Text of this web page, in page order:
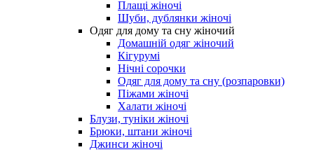
Плащі жіночі
Шуби, дублянки жіночі
Одяг для дому та сну жіночий
Домашній одяг жіночий
Кігурумі
Нічні сорочки
Одяг для дому та сну (розпаровки)
Піжами жіночі
Халати жіночі
Блузи, туніки жіночі
Брюки, штани жіночі
Джинси жіночі